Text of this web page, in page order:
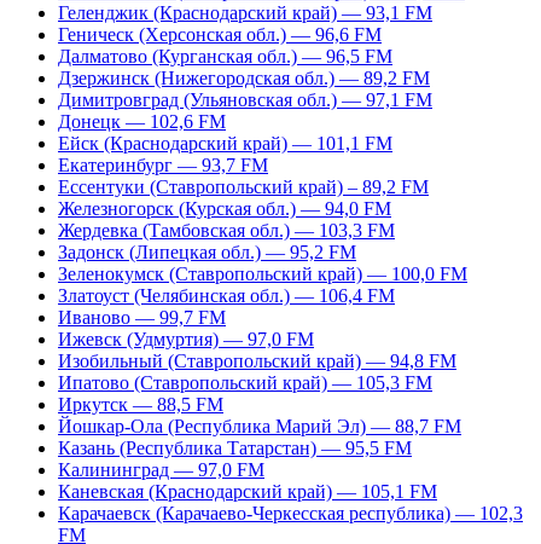
Геленджик (Краснодарский край) — 93,1 FM
Геническ (Херсонская обл.) — 96,6 FM
Далматово (Курганская обл.) — 96,5 FM
Дзержинск (Нижегородская обл.) — 89,2 FM
Димитровград (Ульяновская обл.) — 97,1 FM
Донецк — 102,6 FM
Ейск (Краснодарский край) — 101,1 FM
Екатеринбург — 93,7 FM
Ессентуки (Ставропольский край) – 89,2 FM
Железногорск (Курская обл.) — 94,0 FM
Жердевка (Тамбовская обл.) — 103,3 FM
Задонск (Липецкая обл.) — 95,2 FM
Зеленокумск (Ставропольский край) — 100,0 FM
Златоуст (Челябинская обл.) — 106,4 FM
Иваново — 99,7 FM
Ижевск (Удмуртия) — 97,0 FM
Изобильный (Ставропольский край) — 94,8 FM
Ипатово (Ставропольский край) — 105,3 FM
Иркутск — 88,5 FM
Йошкар-Ола (Республика Марий Эл) — 88,7 FM
Казань (Республика Татарстан) — 95,5 FM
Калининград — 97,0 FM
Каневская (Краснодарский край) — 105,1 FM
Карачаевск (Карачаево-Черкесская республика) — 102,3
FM